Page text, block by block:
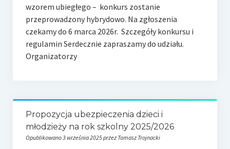
wzorem ubiegłego – konkurs zostanie
przeprowadzony hybrydowo. Na zgłoszenia
czekamy do 6 marca 2026r. Szczegóły konkursu i
regulamin Serdecznie zapraszamy do udziału.
Organizatorzy
Propozycja ubezpieczenia dzieci i
młodzieży na rok szkolny 2025/2026
Opublikowano 3 września 2025 przez Tomasz Trojnacki